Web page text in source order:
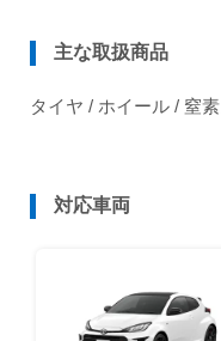
主な取扱商品
タイヤ / ホイール / 窒
対応車両